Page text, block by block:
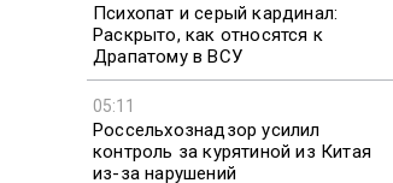
Психопат и серый кардинал:
Раскрыто, как относятся к
Драпатому в ВСУ
05:11
Россельхознадзор усилил
контроль за курятиной из Китая
из-за нарушений